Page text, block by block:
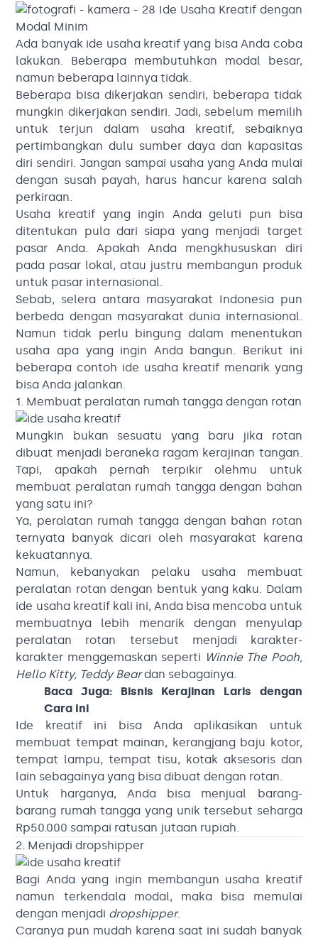
Ada banyak ide usaha kreatif yang bisa Anda coba
lakukan. Beberapa membutuhkan modal besar,
namun beberapa lainnya tidak.
Beberapa bisa dikerjakan sendiri, beberapa tidak
mungkin dikerjakan sendiri. Jadi, sebelum memilih
untuk terjun dalam usaha kreatif, sebaiknya
pertimbangkan dulu sumber daya dan kapasitas
diri sendiri. Jangan sampai usaha yang Anda mulai
dengan susah payah, harus hancur karena salah
perkiraan.
Usaha kreatif yang ingin Anda geluti pun bisa
ditentukan pula dari siapa yang menjadi target
pasar Anda. Apakah Anda mengkhususkan diri
pada pasar lokal, atau justru membangun produk
untuk pasar internasional.
Sebab, selera antara masyarakat Indonesia pun
berbeda dengan masyarakat dunia internasional.
Namun tidak perlu bingung dalam menentukan
usaha apa yang ingin Anda bangun. Berikut ini
beberapa contoh ide usaha kreatif menarik yang
bisa Anda jalankan.
1. Membuat peralatan rumah tangga dengan rotan
Mungkin bukan sesuatu yang baru jika rotan
dibuat menjadi beraneka ragam kerajinan tangan.
Tapi, apakah pernah terpikir olehmu untuk
membuat peralatan rumah tangga dengan bahan
yang satu ini?
Ya, peralatan rumah tangga dengan bahan rotan
ternyata banyak dicari oleh masyarakat karena
kekuatannya.
Namun, kebanyakan pelaku usaha membuat
peralatan rotan dengan bentuk yang kaku. Dalam
ide usaha kreatif kali ini, Anda bisa mencoba untuk
membuatnya lebih menarik dengan menyulap
peralatan rotan tersebut menjadi karakter-
karakter menggemaskan seperti Winnie The Pooh,
Hello Kitty, Teddy Beardan sebagainya.
Baca Juga: Bisnis Kerajinan Laris dengan
Cara Ini
Ide kreatif ini bisa Anda aplikasikan untuk
membuat tempat mainan, kerangjang baju kotor,
tempat lampu, tempat tisu, kotak aksesoris dan
lain sebagainya yang bisa dibuat dengan rotan.
Untuk harganya, Anda bisa menjual barang-
barang rumah tangga yang unik tersebut seharga
Rp50.000 sampai ratusan jutaan rupiah.
2. Menjadi dropshipper
Bagi Anda yang ingin membangun usaha kreatif
namun terkendala modal, maka bisa memulai
dengan menjadi dropshipper.
Caranya pun mudah karena saat ini sudah banyak